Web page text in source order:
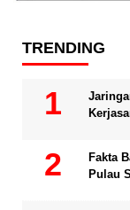
TRENDING
Fakta
Pulau